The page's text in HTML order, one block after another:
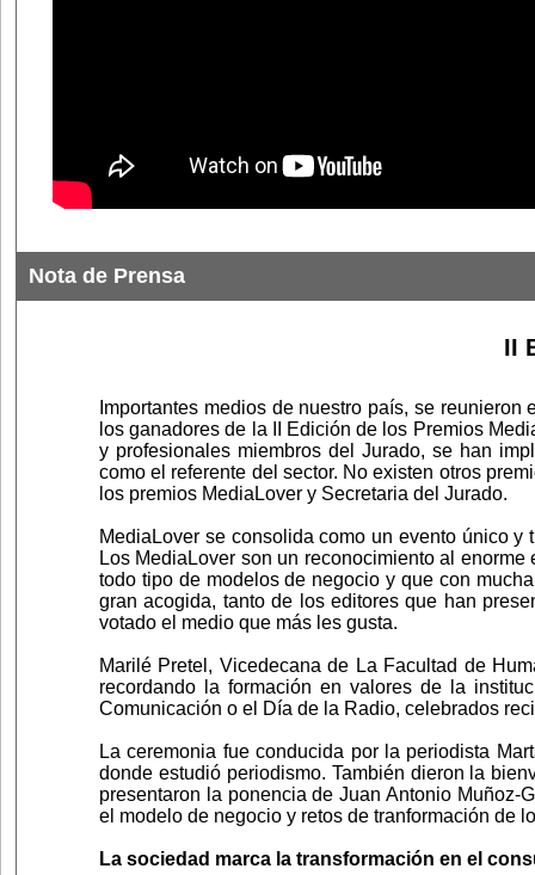
Nota de Prensa
II
Importantes medios de nuestro país, se
los ganadores de la II Edición de los Premios
y profesionales miembros del Jurado, se han
como el referente del sector. No existen otros
los premios MediaLover y Secretaria del Jurado.
MediaLover se consolida como un evento único
Los MediaLover son un reconocimiento al
todo tipo de modelos de negocio y que con
gran acogida, tanto de los editores que han
votado el medio que más les gusta.
Marilé Pretel, Vicedecana de La Facultad de
recordando la formación en valores de la
Comunicación o el Día de la Radio, celebrados
La ceremonia fue conducida por la periodista
donde estudió periodismo. También dieron la
presentaron la ponencia de Juan Antonio
el modelo de negocio y retos de tranformación de
La sociedad marca la transformación en el